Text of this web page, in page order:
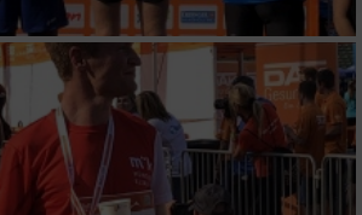
(1 IAB-Anbieter)
Zwecke:
Zugriff auf Informationen